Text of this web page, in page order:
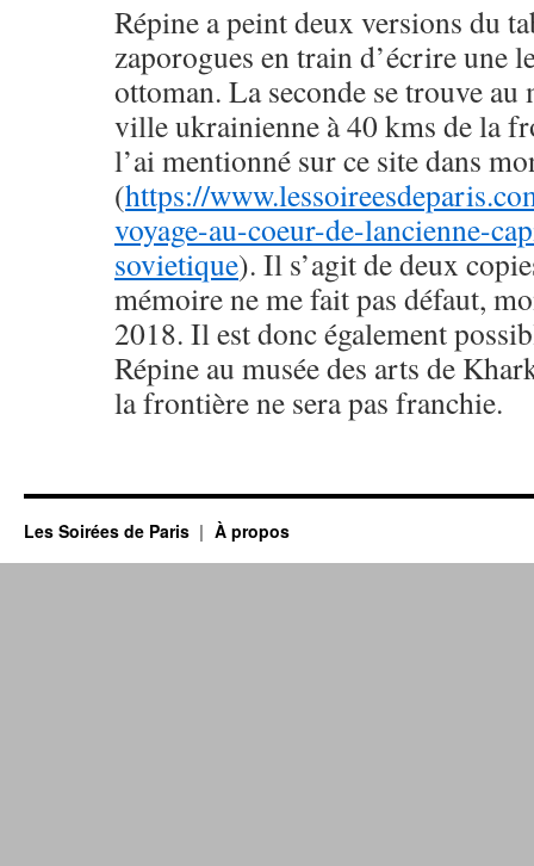
Répine a peint deux versions du
zaporogues en train d’écrire une
ottoman. La seconde se trouve au
ville ukrainienne à 40 kms de la
l’ai mentionné sur ce site dans
(https://
voyage-au-coeur-de-lancienne-
sovietique). Il s’agit de deux
mémoire ne me fait pas défaut,
2018. Il est donc également
Répine au musée des arts de
la frontière ne sera pas franchie.
Les Soirées de Paris À propos